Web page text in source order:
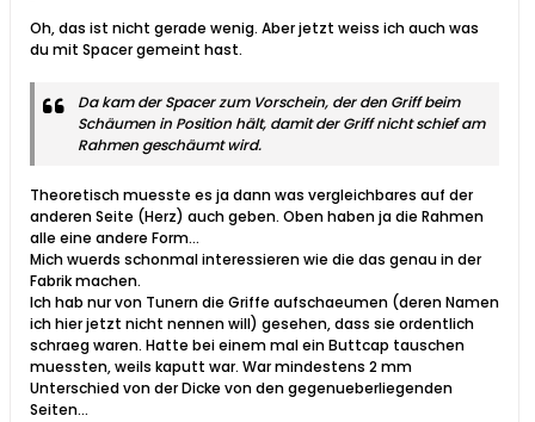
Oh, das ist nicht gerade wenig. Aber jetzt weiss ich auch was
du mit Spacer gemeint hast.
Da kam der Spacer zum Vorschein, der den Griff beim
Schäumen in Position hält, damit der Griff nicht schief am
Rahmen geschäumt wird.
Theoretisch muesste es ja dann was vergleichbares auf der
anderen Seite (Herz) auch geben. Oben haben ja die Rahmen
alle eine andere Form...
Mich wuerds schonmal interessieren wie die das genau in der
Fabrik machen.
Ich hab nur von Tunern die Griffe aufschaeumen (deren Namen
ich hier jetzt nicht nennen will) gesehen, dass sie ordentlich
schraeg waren. Hatte bei einem mal ein Buttcap tauschen
muessten, weils kaputt war. War mindestens 2 mm
Unterschied von der Dicke von den gegenueberliegenden
Seiten...